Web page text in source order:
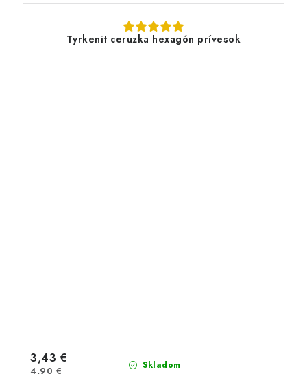
Tyrkenit ceruzka hexagón prívesok
Skladom
3,43 €
4,90 €